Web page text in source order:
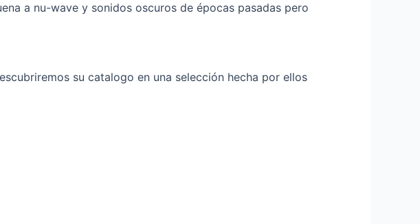
a nu-wave y sonidos oscuros de épocas pasadas pero
su catalogo en una selección hecha por ellos